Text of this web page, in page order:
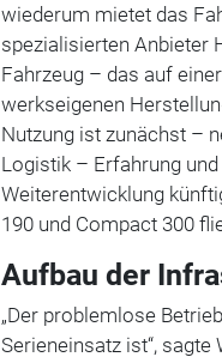
wiederum mietet das
spezialisierten Anbieter
Fahrzeug – das auf
werkseigenen
Nutzung ist zunächst –
Logistik – Erfahrung
Weiterentwicklung
190 und Compact 300
Aufbau der
„Der problemlose
Serieneinsatz ist“,